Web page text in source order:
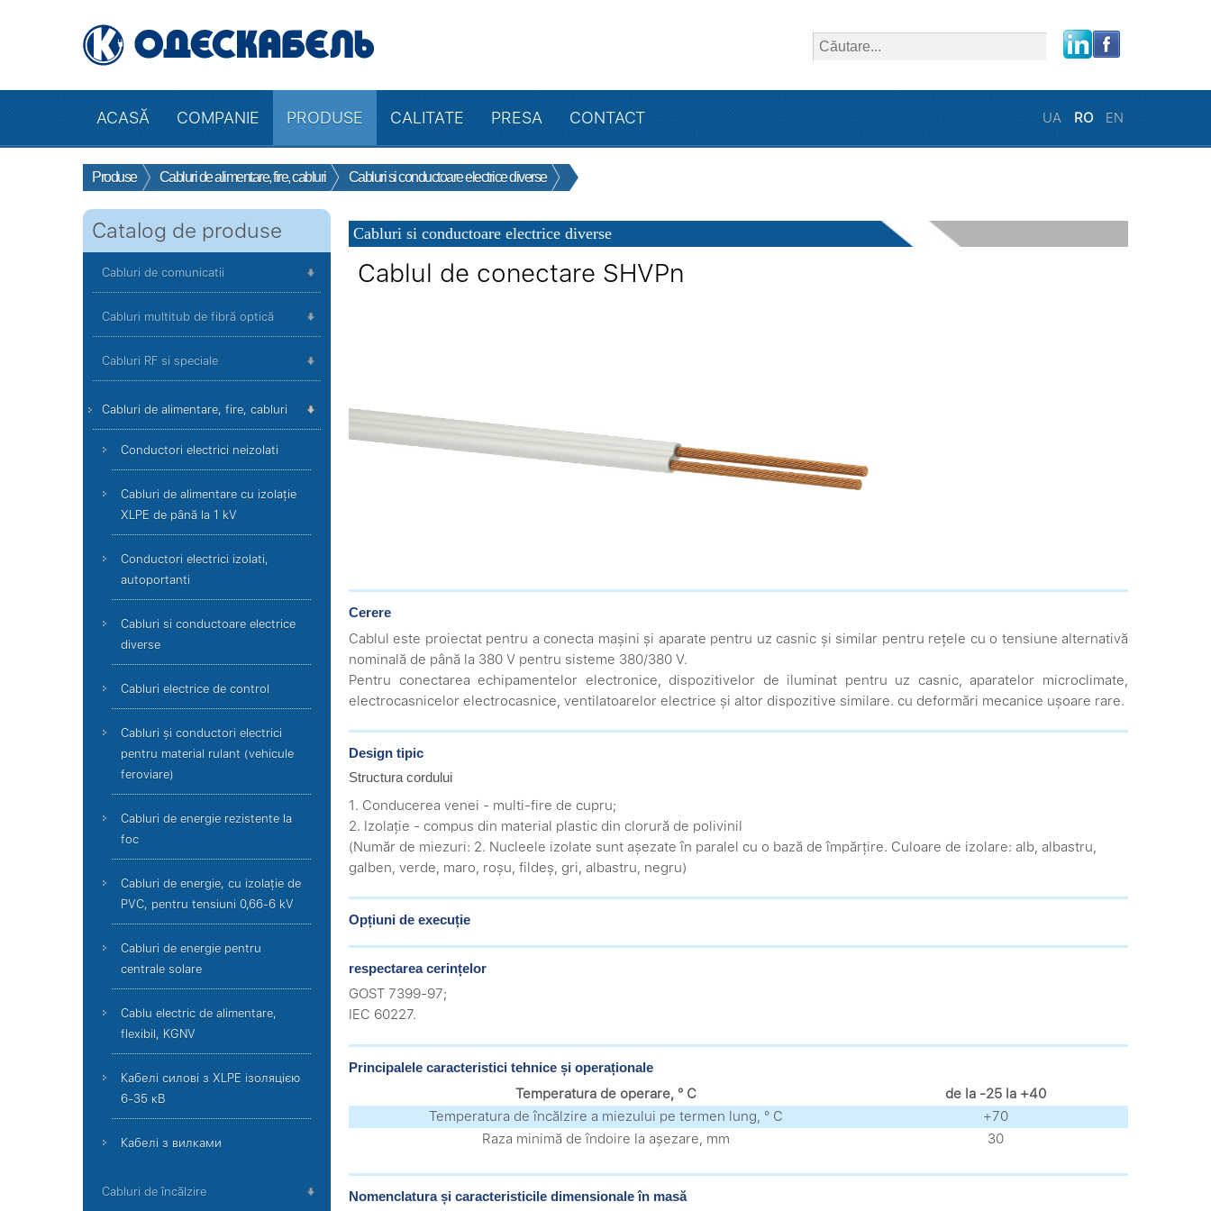
ACASĂ COMPANIE PRODUSE CALITATE PRESA CONTACT UA RO EN
Produse Cabluri de alimentare, fire, cabluri Cabluri si conductoare electrice diverse
Catalog de produse
Cabluri de comunicatii
Cabluri multitub de fibră optică
Cabluri RF si speciale
Cabluri de alimentare, fire, cabluri
Conductori electrici neizolati
Cabluri de alimentare cu izolație
XLPE de până la 1 kV
Conductori electrici izolati,
autoportanti
Cabluri si conductoare electrice
diverse
Cabluri electrice de control
Cabluri și conductori electrici
pentru material rulant (vehicule
feroviare)
Cabluri de energie rezistente la
foc
Cabluri de energie, cu izolație de
PVC, pentru tensiuni 0,66-6 kV
Cabluri de energie pentru
centrale solare
Cablu electric de alimentare,
flexibil, KGNV
Кабелі силові з XLPE ізоляцією
6-35 кВ
Кабелі з вилками
Cabluri de încălzire
Cabluri si conductoare electrice diverse
Cablul de conectare SHVPn
Cerere
Cablul este proiectat pentru a conecta mașini și aparate pentru uz casnic și similar pentru rețele cu o tensiune alternativă
nominală de până la 380 V pentru sisteme 380/380 V.
Pentru conectarea echipamentelor electronice, dispozitivelor de iluminat pentru uz casnic, aparatelor microclimate,
electrocasnicelor electrocasnice, ventilatoarelor electrice și altor dispozitive similare. cu deformări mecanice ușoare rare.
Design tipic
Structura cordului
1. Conducerea venei - multi-fire de cupru;
2. Izolație - compus din material plastic din clorură de polivinil
(Număr de miezuri: 2. Nucleele izolate sunt așezate în paralel cu o bază de împărțire. Culoare de izolare: alb, albastru,
galben, verde, maro, roșu, fildeș, gri, albastru, negru)
Opțiuni de execuție
respectarea cerințelor
GOST 7399-97;
IEC 60227.
Principalele caracteristici tehnice și operaționale
Temperatura de operare, ° С
de la -25 la +40
Temperatura de încălzire a miezului pe termen lung, ° С
+70
Raza minimă de îndoire la așezare, mm
30
Nomenclatura și caracteristicile dimensionale în masă
close